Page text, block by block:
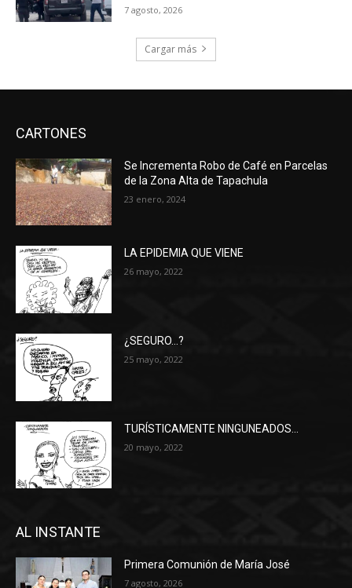
7 agosto, 2026
Cargar más
CARTONES
Se Incrementa Robo de Café en Parcelas
de la Zona Alta de Tapachula
23 enero, 2024
LA EPIDEMIA QUE VIENE
26 mayo, 2022
¿SEGURO…?
25 mayo, 2022
TURÍSTICAMENTE NINGUNEADOS…
20 mayo, 2022
AL INSTANTE
Primera Comunión de María José
7 agosto, 2026